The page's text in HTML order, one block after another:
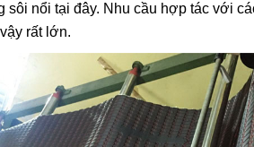
sôi nổi tại đây. Nhu cầu hợp tác với
rất lớn.